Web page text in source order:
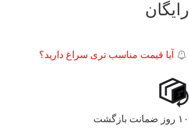
رایگان
آیا قیمت مناسب تری سراغ دارید؟
۱۰ روز ضمانت بازگشت